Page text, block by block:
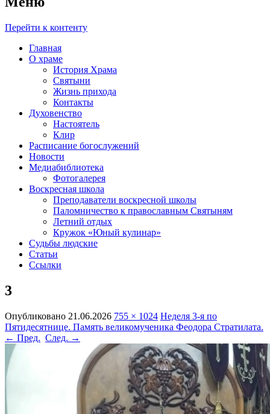
Перейти к контенту
Главная
О храме
История Храма
Святыни
Жизнь прихода
Контакты
Духовенство
Настоятель
Клир
Расписание богослужений
Новости
Медиабиблиотека
Фотогалерея
Воскресная школа
Преподаватели воскресной школы
Паломничество к православным Святыням
Летний отдых
Кружок «Юный кулинар»
Судьбы людские
Статьи
Ссылки
3
Опубликовано 21.06.2026 755 × 1024 Неделя 3-я по
Пятидесятнице. Память великомученика Феодора Стратилата.
← Пред. След. →